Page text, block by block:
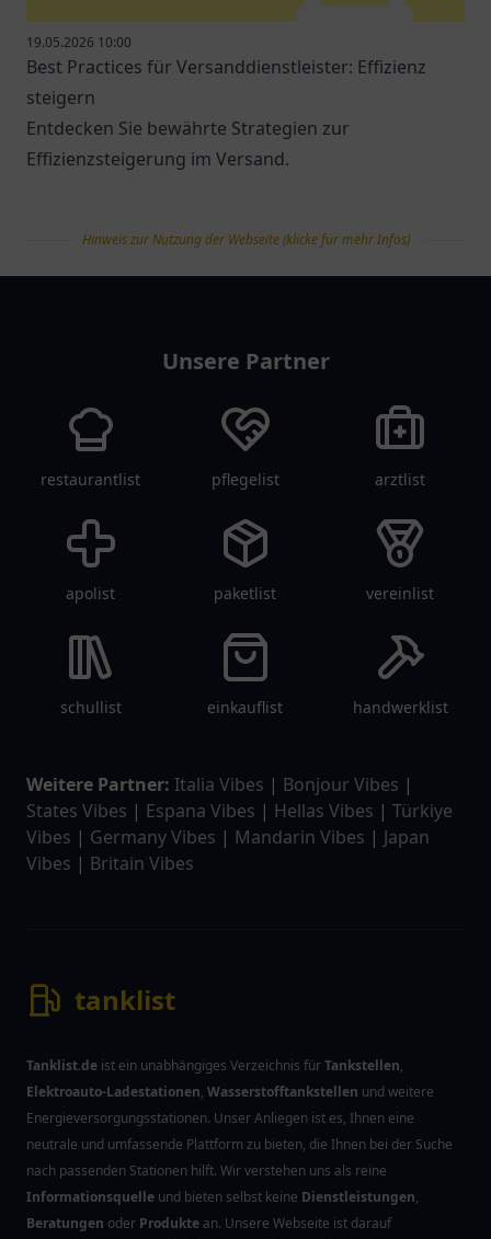
19.05.2026 10:00
Best Practices für Versanddienstleister: Effizienz
steigern
Entdecken Sie bewährte Strategien zur
Effizienzsteigerung im Versand.
Hinweis zur Nutzung der Webseite (klicke für mehr Infos)
Unsere Partner
restaurantlist pflegelist arztlist
apolist paketlist vereinlist
schullist einkauflist handwerklist
Weitere Partner: Italia Vibes | Bonjour Vibes |
States Vibes | Espana Vibes | Hellas Vibes | Türkiye
Vibes | Germany Vibes | Mandarin Vibes | Japan
Vibes | Britain Vibes
tanklist
Tanklist.de ist ein unabhängiges Verzeichnis fürTankstellen,
Elektroauto-Ladestationen, Wasserstofftankstellen und weitere
Energieversorgungsstationen. Unser Anliegen ist es, Ihnen eine
neutrale und umfassende Plattform zu bieten, die Ihnen bei der Suche
nach passenden Stationen hilft. Wir verstehen uns als reine
Informationsquelle und bieten selbst keine Dienstleistungen,
Beratungen oder Produkte an. Unsere Webseite ist darauf